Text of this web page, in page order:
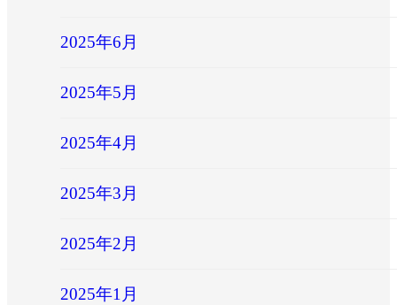
2025年6月
2025年5月
2025年4月
2025年3月
2025年2月
2025年1月